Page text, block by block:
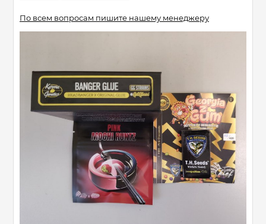
По всем вопросам пишите нашему менеджеру